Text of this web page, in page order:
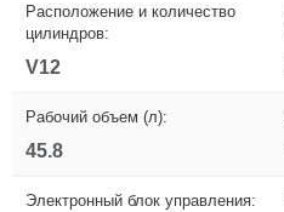
Расположение и количество
цилиндров:
V12
Рабочий объем (л):
45.8
Электронный блок управления: